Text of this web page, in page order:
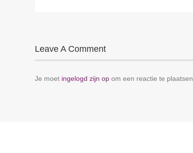
Leave A Comment
Je moet ingelogd zijn op om een reactie te plaatsen.